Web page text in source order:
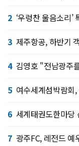
2 ‘우렁찬 울음소리
3 제주항공, 하반기
4 김영호 "전남광주
5 여수세계섬박람회
6 세계태권도한마당
7 광주FC, 레전드 예